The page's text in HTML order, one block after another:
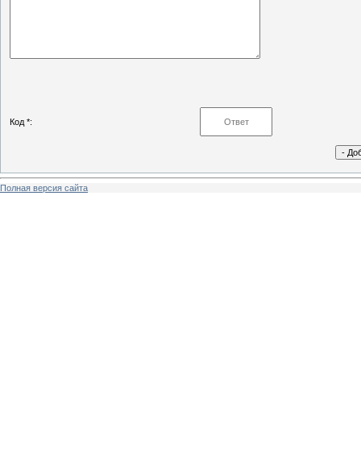
Код *:
Полная версия сайта